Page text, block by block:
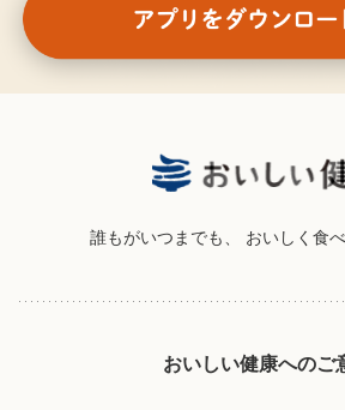
誰もがいつまでも、 おいしく食
おいしい健康へのご